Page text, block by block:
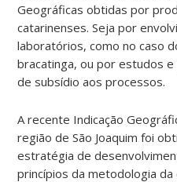
Geográficas obtidas por
catarinenses. Seja por
laboratórios, como no caso
bracatinga, ou por estudos
de subsídio aos processos.
A recente Indicação
região de São Joaquim foi
estratégia de
princípios da metodologia